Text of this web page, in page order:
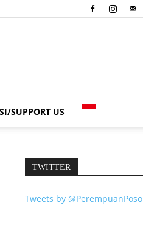
SUPPORT US
TWITTER
Tweets by @PerempuanPoso